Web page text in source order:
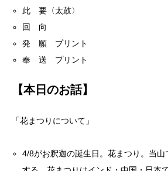
此 要〈太鼓〉
回 向
発 願 プリント
奉 送 プリント
【本日のお話】
「花まつりについて」
4/8がお釈迦の誕生日。花まつり。当山